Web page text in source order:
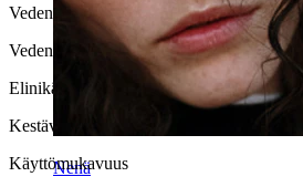
Nenä
Vedenkestävyys
Vedenkestävä
Elinikä
Kestävä
Käyttömukavuus